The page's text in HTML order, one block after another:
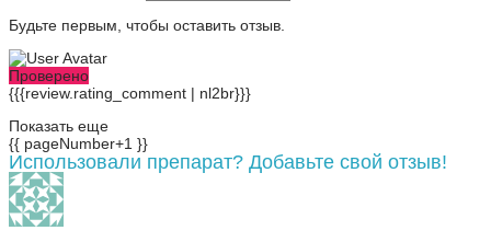
Будьте первым, чтобы оставить отзыв.
Проверено
{{{review.rating_comment | nl2br}}}
Показать еще
{{ pageNumber+1 }}
Использовали препарат? Добавьте свой отзыв!